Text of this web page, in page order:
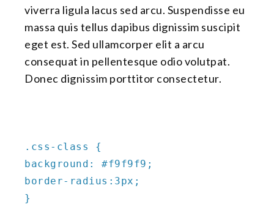
viverra ligula lacus sed arcu. Suspendisse eu
massa quis tellus dapibus dignissim suscipit
eget est. Sed ullamcorper elit a arcu
consequat in pellentesque odio volutpat.
Donec dignissim porttitor consectetur.
.css-class {
background: #f9f9f9;
border-radius:3px;
}